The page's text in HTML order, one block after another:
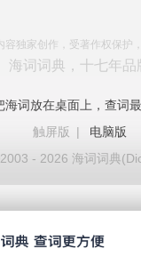
容独家创作，受著作权保护
海词词典，十七年品
海词放在桌面上，查词
触屏版
|
电脑版
- 2026 海词词典